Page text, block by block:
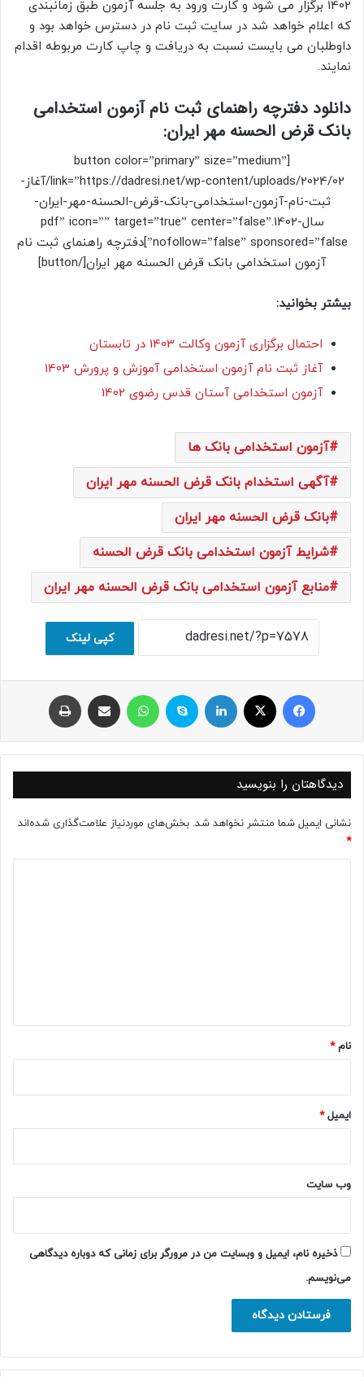
1402 برگزار می شود و کارت ورود به جلسه آزمون طبق زمانبندی
که اعلام خواهد شد در سایت ثبت نام در دسترس خواهد بود و
داوطلبان می بایست نسبت به دریافت و چاپ کارت مربوطه اقدام
نمایند.
دانلود دفترچه راهنمای ثبت نام آزمون استخدامی
بانک قرض الحسنه مهر ایران:
[button color=”primary” size=”medium”
link=”https://dadresi.net/wp-content/uploads/2024/02/آغاز-
ثبت-نام-آزمون-استخدامی-بانک-قرض-الحسنه-مهر-ایران-
سال-1402.pdf” icon=”” target=”true” center=”false”
nofollow=”false” sponsored=”false”]دفترچه راهنمای ثبت نام
آزمون استخدامی بانک قرض الحسنه مهر ایران[/button]
بیشتر بخوانید:
احتمال برگزاری آزمون وکالت 1403 در تابستان
آغاز ثبت نام آزمون استخدامی آموزش و پرورش 1403
آزمون استخدامی آستان قدس رضوی 1402
آزمون استخدامی بانک ها
آگهی استخدام بانک قرض الحسنه مهر ایران
بانک قرض الحسنه مهر ایران
شرایط آزمون استخدامی بانک قرض الحسنه
منابع آزمون استخدامی بانک قرض الحسنه مهر ایران
کپی لینک
فیسبوک ایکس لینکداین اسکایپ واتس آپ اشتراک با ایمیل
دیدگاهتان را بنویسید
نشانی ایمیل شما منتشر نخواهد شد. بخش‌های موردنیاز علامت‌گذاری شده‌اند
*
نام*
ایمیل*
وب‌ سایت
ذخیره نام، ایمیل و وبسایت من در مرورگر برای زمانی که دوباره دیدگاهی
می‌نویسم.